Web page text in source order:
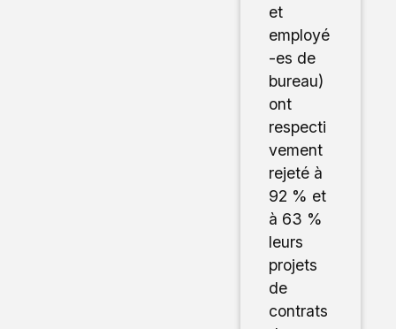
et
employé
-es de
bureau)
ont
respecti
vement
rejeté à
92 % et
à 63 %
leurs
projets
de
contrats